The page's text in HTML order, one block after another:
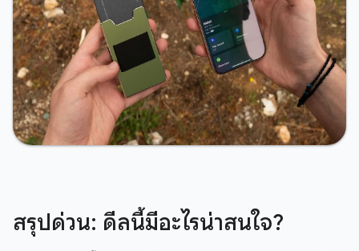
สรุปด่วน: ดีลนี้มีอะไรน่าสนใจ?